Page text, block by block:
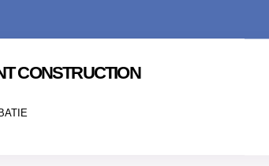
CONSTRUCTION